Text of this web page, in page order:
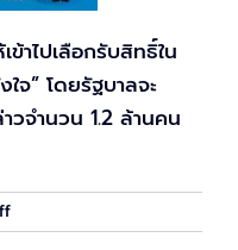
าไปเลือกรับสิทธิ์ใน
จ” โดยรัฐบาลจะ
วจำนวน 1.2 ล้านคน
on
โครงการ